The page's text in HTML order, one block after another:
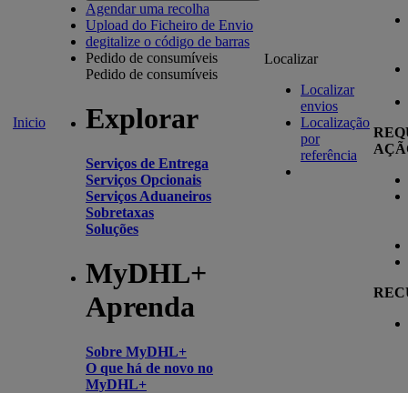
Inicio
Agendar uma recolha
Upload do Ficheiro de Envio
degitalize o código de barras
Pedido de consumíveis
Pedido de consumíveis
Explorar
Serviços de Entrega
Serviços Opcionais
Serviços Aduaneiros
Sobretaxas
Soluções
MyDHL+
Aprenda
Sobre MyDHL+
O que há de novo no
MyDHL+
Localizar
Localizar
envios
Localização
por
referência